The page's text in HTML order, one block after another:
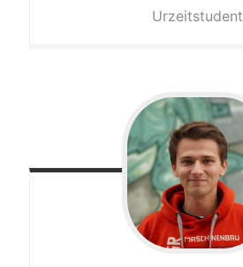
Urzeitstudent